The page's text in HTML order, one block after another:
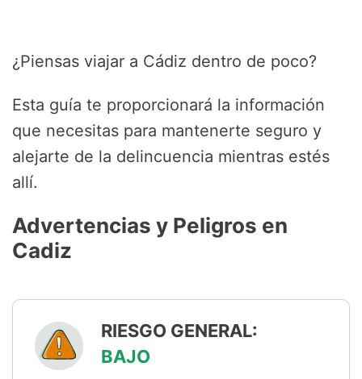
¿Piensas viajar a Cádiz dentro de poco?
Esta guía te proporcionará la información
que necesitas para mantenerte seguro y
alejarte de la delincuencia mientras estés
allí.
Advertencias y Peligros en
Cadiz
RIESGO GENERAL:
BAJO